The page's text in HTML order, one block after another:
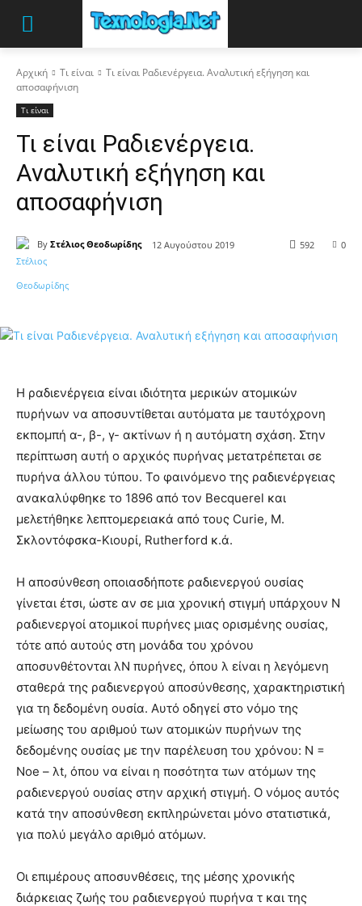
Αρχική Τι είναι
Τι είναι Ραδιενέργεια. Αναλυτική εξήγηση και
αποσαφήνιση
Τι είναι
Τι είναι Ραδιενέργεια.
Αναλυτική εξήγηση και
αποσαφήνιση
By Στέλιος Θεοδωρίδης 12 Αυγούστου 2019 0
592
Η ραδιενέργεια είναι ιδιότητα μερικών ατομικών
πυρήνων να αποσυντίθεται αυτόματα με ταυτόχρονη
εκπομπή α-, β-, γ- ακτίνων ή η αυτόματη σχάση. Στην
περίπτωση αυτή ο αρχικός πυρήνας μετατρέπεται σε
πυρήνα άλλου τύπου. Το φαινόμενο της ραδιενέργειας
ανακαλύφθηκε το 1896 από τον Becquerel και
μελετήθηκε λεπτομερειακά από τους Curie, Μ.
Σκλοντόφσκα-Κιουρί, Rutherford κ.ά.
Η αποσύνθεση οποιασδήποτε ραδιενεργού ουσίας
γίνεται έτσι, ώστε αν σε μια χρονική στιγμή υπάρχουν Ν
ραδιενεργοί ατομικοί πυρήνες μιας ορισμένης ουσίας,
τότε από αυτούς στη μονάδα του χρόνου
αποσυνθέτονται λΝ πυρήνες, όπου λ είναι η λεγόμενη
σταθερά της ραδιενεργού αποσύνθεσης, χαρακτηριστική
για τη δεδομένη ουσία. Αυτό οδηγεί στο νόμο της
μείωσης του αριθμού των ατομικών πυρήνων της
δεδομένης ουσίας με την παρέλευση του χρόνου: Ν =
Νοe – λt, όπου να είναι η ποσότητα των ατόμων της
ραδιενεργού ουσίας στην αρχική στιγμή. Ο νόμος αυτός
κατά την αποσύνθεση εκπληρώνεται μόνο στατιστικά,
για πολύ μεγάλο αριθμό ατόμων.
Οι επιμέρους αποσυνθέσεις, της μέσης χρονικής
διάρκειας ζωής του ραδιενεργού πυρήνα τ και της